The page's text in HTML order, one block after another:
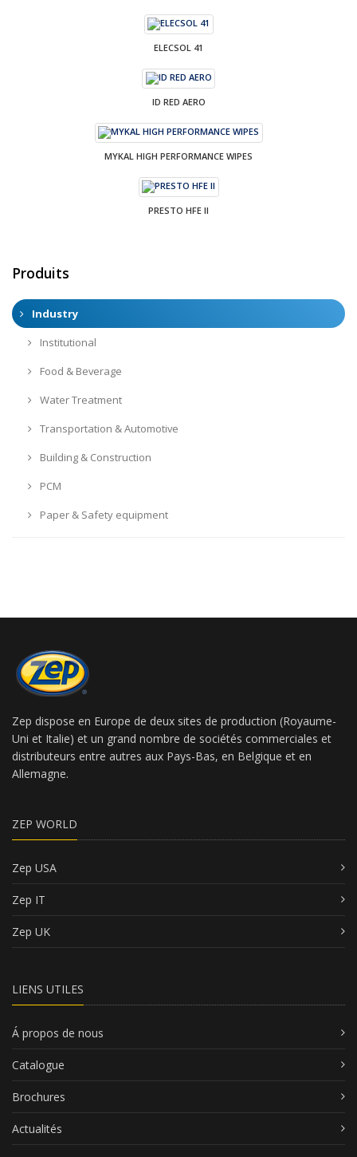
ELECSOL 41
ID RED AERO
MYKAL HIGH PERFORMANCE WIPES
PRESTO HFE II
Produits
Industry
Institutional
Food & Beverage
Water Treatment
Transportation & Automotive
Building & Construction
PCM
Paper & Safety equipment
Zep dispose en Europe de deux sites de production (Royaume-
Uni et Italie) et un grand nombre de sociétés commerciales et
distributeurs entre autres aux Pays-Bas, en Belgique et en
Allemagne.
ZEP WORLD
Zep USA
Zep IT
Zep UK
LIENS UTILES
Á propos de nous
Catalogue
Brochures
Actualités